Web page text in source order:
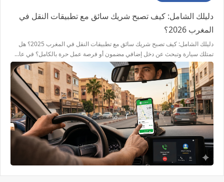
دليلك الشامل: كيف تصبح شريك سائق مع تطبيقات النقل في
المغرب 2026؟
دليلك الشامل: كيف تصبح شريك سائق مع تطبيقات النقل في المغرب 2025؟ هل
تمتلك سيارة وتبحث عن دخل إضافي مضمون أو فرصة عمل حرة بالكامل؟ في عا…